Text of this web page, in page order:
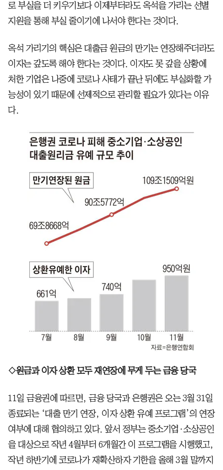
로 부실을 더 키우기보다 이제부터라도 옥석을 가리는 선별
지원을 통해 부실 줄이기에 나서야 한다는 것이다.
옥석 가리기의 핵심은 대출금 원금의 만기는 연장해주더라도
이자는 갚도록 해야 한다는 것이다. 이자도 못 갚을 상황에
처한 기업은 나중에 코로나 사태가 끝난 뒤에도 부실화할 가
능성이 있기 때문에 선제적으로 관리할 필요가 있다는 이유
다.
◇원금과 이자 상환 모두 재연장에 무게 두는 금융 당국
11일 금융권에 따르면, 금융 당국과 은행권은 오는 3월 31일
종료되는 ‘대출 만기 연장, 이자 상환 유예 프로그램’의 연장
여부에 대해 협의하고 있다. 앞서 정부는 중소기업·소상공인
을 대상으로 작년 4월부터 6개월간 이 프로그램을 시행했고,
작년 하반기에 코로나가 재확산하자 기한을 올해 3월 말까지